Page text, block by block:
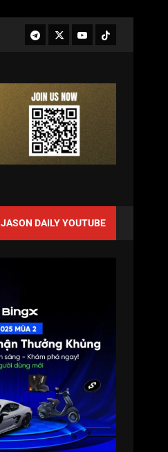
JASON DAILY YOUTUBE